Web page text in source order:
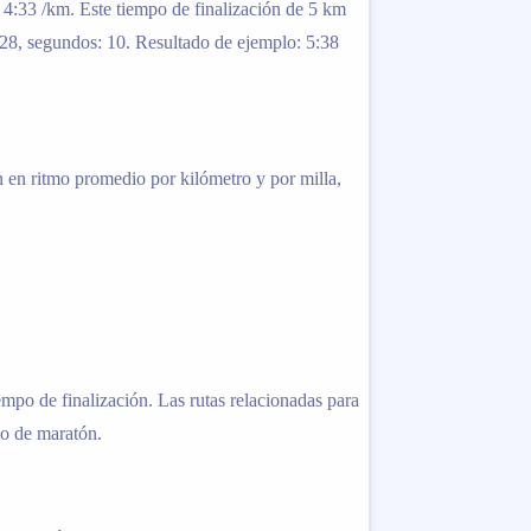
/km. Este tiempo de finalización de 5 km
segundos: 10. Resultado de ejemplo: 5:38
en ritmo promedio por kilómetro y por milla,
de finalización. Las rutas relacionadas para
de maratón.